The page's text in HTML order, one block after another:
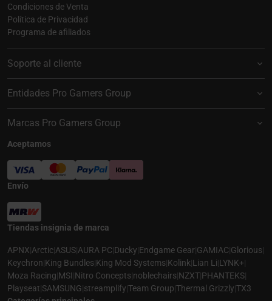
Condiciones de Venta
Política de Privacidad
Programa de afiliados
Soporte al cliente
Entidades Pro Gamers Group
Marcas Pro Gamers Group
Aceptamos
Envío
Tiendas insignia de marca
APNX|Arctic|ASUS|AURA PC|Ducky|Endgame Gear|GAMIAC|Glorious|
Keychron|King Bundles|King Mod Systems|Kolink|Lian Li|LYNK+|
Moza Racing|MSI|Nitro Concepts|noblechairs|NZXT|PHANTEKS|
Playseat|SAMSUNG|streamplify|Team Group|Thermal Grizzly|TX3